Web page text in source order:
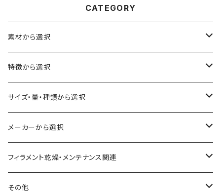
CATEGORY
素材から選択
ABS
ASA（アクリル・スチレン・アクリロニトリル）
CA（セルロース アセテート）
CPE（コポリエステル）
HIPS（スチレン系樹脂）
特徴から選択
食品対応
導電性
磁性
絶縁性
サイズ・量・種類から選択
お試し用少量サンプル
フィラメント径：1.75mm
フィラメント径：2.85mm
メーカーから選択
3D BROOKLYN
3DFuel
フィラメント乾燥・メンテナンス関連
フィラメント乾燥機
その他